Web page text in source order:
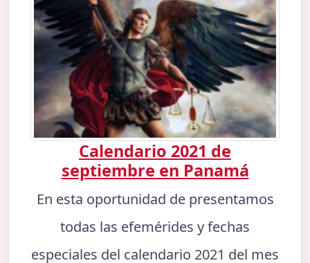
Calendario 2021 de
septiembre en Panamá
En esta oportunidad de presentamos
todas las efemérides y fechas
especiales del calendario 2021 del mes